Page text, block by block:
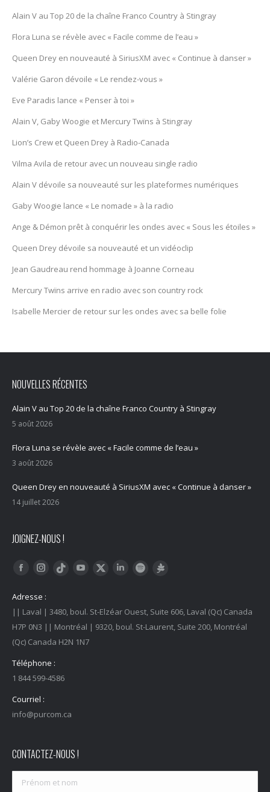
Alain V au Top 20 de la chaîne Franco Country à Stingray
Flora Luna se révèle avec « Facile comme de l’eau »
Queen Drey en nouveauté à SiriusXM avec « Continue à danser »
Valérie Garon dévoile « Le rendez-vous »
Eve Paradis lance « Penser à toi »
Alain V, Gaby Woogie et Mercury Twïns à Stingray
Lion’s Crew et Queen Drey à Radio-Canada
Vilma Avila de retour avec un nouveau single radio
Alain V dévoile sa nouveauté sur les plateformes numériques
Gaby Woogie lance « Le nomade » à la radio
Ange & Démon prêt à conquérir les ondes avec « Sous les étoiles »
Queen Drey dévoile sa nouveauté et un vidéoclip
Jean Gaudreau rend hommage à Joanne Corneau
Mercury Twïns arrive en radio avec son country rock
Isabelle Mercier de retour sur les ondes avec sa belle folie
NOUVELLES RÉCENTES
Alain V au Top 20 de la chaîne Franco Country à Stingray
5 août 2026
Flora Luna se révèle avec « Facile comme de l’eau »
3 août 2026
Queen Drey en nouveauté à SiriusXM avec « Continue à danser »
14 juillet 2026
JOIGNEZ-NOUS !
Trouvez nous sur :
FacebookInstagram
Tiktok YouTubeTwitter LinkedInSpotify
Adresse :
|| Laval | 3480, boul. St-Elzéar Ouest, Suite 606, Laval (Qc) Canada
H7P 0N3 || Montréal | 9320, boul. St-Laurent, Suite 200, Montréal
(Qc) Canada H2N 1N7
Téléphone :
1 844 599-4586
Courriel :
info@purcom.ca
CONTACTEZ-NOUS !